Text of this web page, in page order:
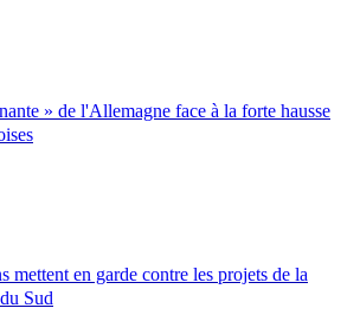
» de l'Allemagne face à la forte hausse
mettent en garde contre les projets de la
Sud